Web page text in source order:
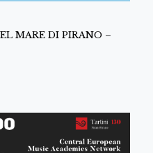
MARE DI PIRANO –